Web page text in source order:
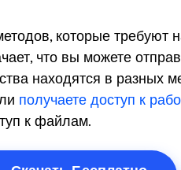
которые требуют
что вы можете
находятся в разных
получаете доступ к
к файлам.